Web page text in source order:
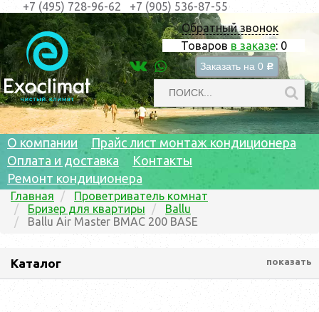
Обратный звонок
Товаров в заказе: 0
Заказать на 0 c
+7 (495) 728-96-62 +7 (905) 536-87-55
О компании
Прайс лист монтаж кондиционера
Оплата и доставка
Контакты
Ремонт кондиционера
Главная
Проветриватель комнат
Бризер для квартиры
Ballu
Ballu Air Master BMAC 200 BASE
Каталог показать